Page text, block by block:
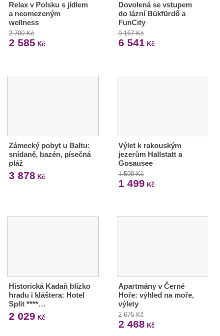
Relax v Polsku s jídlem
a neomezeným
wellness
2 700 Kč
2 585 Kč
Dovolená se vstupem
do lázní Bükfürdő a
FunCity
9 167 Kč
6 541 Kč
Zámecký pobyt u Baltu:
snídaně, bazén, písečná
pláž
3 878 Kč
Výlet k rakouským
jezerům Hallstatt a
Gosausee
1 599 Kč
1 499 Kč
Historická Kadaň blízko
hradu i kláštera: Hotel
Split ****…
2 029 Kč
Apartmány v Černé
Hoře: výhled na moře,
výlety
2 675 Kč
2 468 Kč